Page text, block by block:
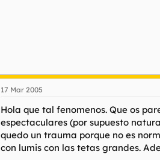
17 Mar 2005
Hola que tal fenomenos. Que os
espectaculares (por supuesto
quedo un trauma porque no es
con lumis con las tetas grandes.